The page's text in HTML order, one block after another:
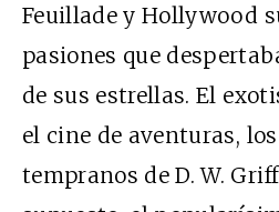
Feuillade y Hollywood
pasiones que
de sus estrellas. El
el cine de aventuras,
tempranos de D. W.